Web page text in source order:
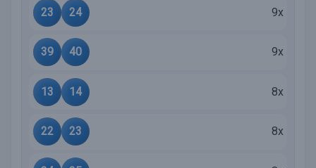
23 24 9x
39 40 9x
13 14 8x
22 23 8x